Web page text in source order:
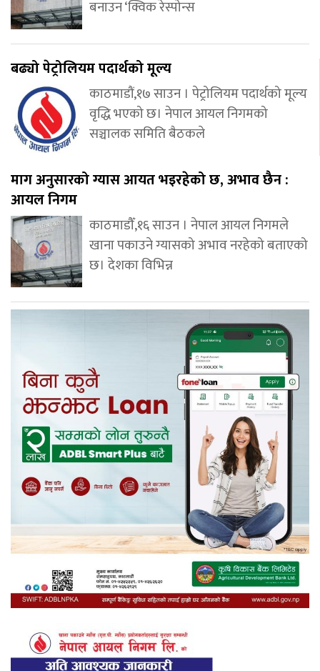
बनाउन ‘क्विक रेस्पोन्स
बढ्यो पेट्रोलियम पदार्थको मूल्य
काठमाडौं,१७ साउन । पेट्रोलियम पदार्थको मूल्य
वृद्धि भएको छ। नेपाल आयल निगमको
सञ्चालक समिति बैठकले
माग अनुसारको ग्यास आयत भइरहेको छ, अभाव छैन :
आयल निगम
काठमाडौँ,१६ साउन । नेपाल आयल निगमले
खाना पकाउने ग्यासको अभाव नरहेको बताएको
छ। देशका विभिन्न